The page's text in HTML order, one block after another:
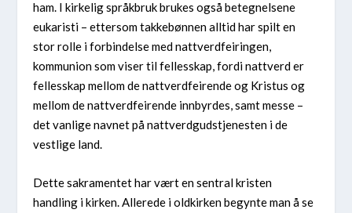
ham. I kirkelig språkbruk brukes også betegnelsene
eukaristi – ettersom takkebønnen alltid har spilt en
stor rolle i forbindelse med nattverdfeiringen,
kommunion som viser til fellesskap, fordi nattverd er
fellesskap mellom de nattverdfeirende og Kristus og
mellom de nattverdfeirende innbyrdes, samt messe –
det vanlige navnet på nattverdgudstjenesten i de
vestlige land.
Dette sakramentet har vært en sentral kristen
handling i kirken. Allerede i oldkirken begynte man å se